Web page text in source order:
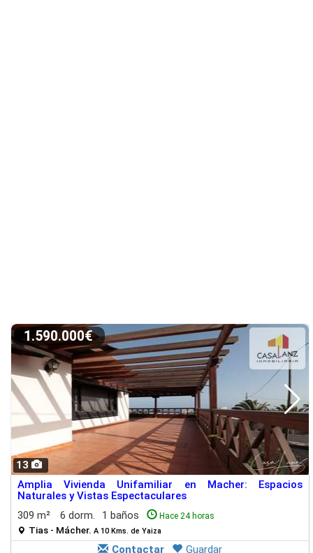
13
1.590.000€
Amplia Vivienda Unifamiliar en Macher: Espacios
Naturales y Vistas Espectaculares
309 m²
6 dorm. 1 baños Hace 24 horas
Tias - Mácher. A 10 Kms. de Yaiza
Contactar Guardar